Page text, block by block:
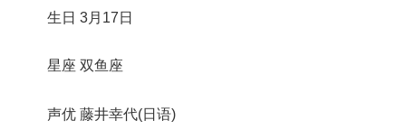
生日 3月17日
星座 双鱼座
声优 藤井幸代(日语)